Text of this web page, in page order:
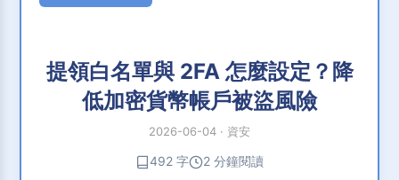
提領白名單與 2FA 怎麼設定？降
低加密貨幣帳戶被盜風險
2026-06-04 · 資安
492 字 2 分鐘閱讀